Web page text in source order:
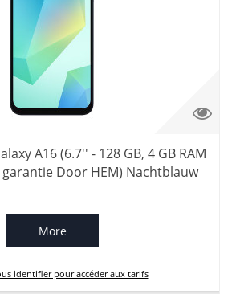
A16 (6.7'' - 128 GB, 4 GB RAM
garantie Door HEM) Nachtblauw
More
identifier pour accéder aux tarifs